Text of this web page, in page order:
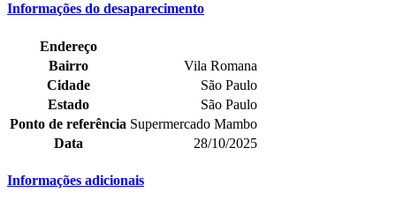
Informações do desaparecimento
Endereço
Bairro
Vila Romana
Cidade
São Paulo
Estado
São Paulo
Ponto de referência Supermercado Mambo
Data
28/10/2025
Informações adicionais